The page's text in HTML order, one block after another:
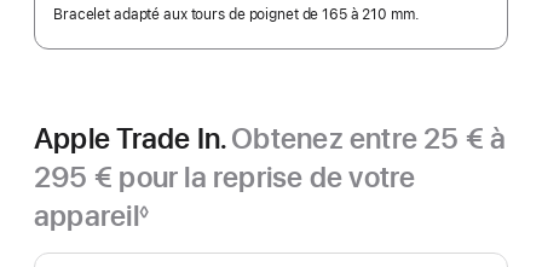
Bracelet adapté aux tours de poignet de 165 à 210 mm.
Apple Trade In.Obtenez entre 25 € à
295 € pour la reprise de votre
appareil
Note
de
◊
Apple